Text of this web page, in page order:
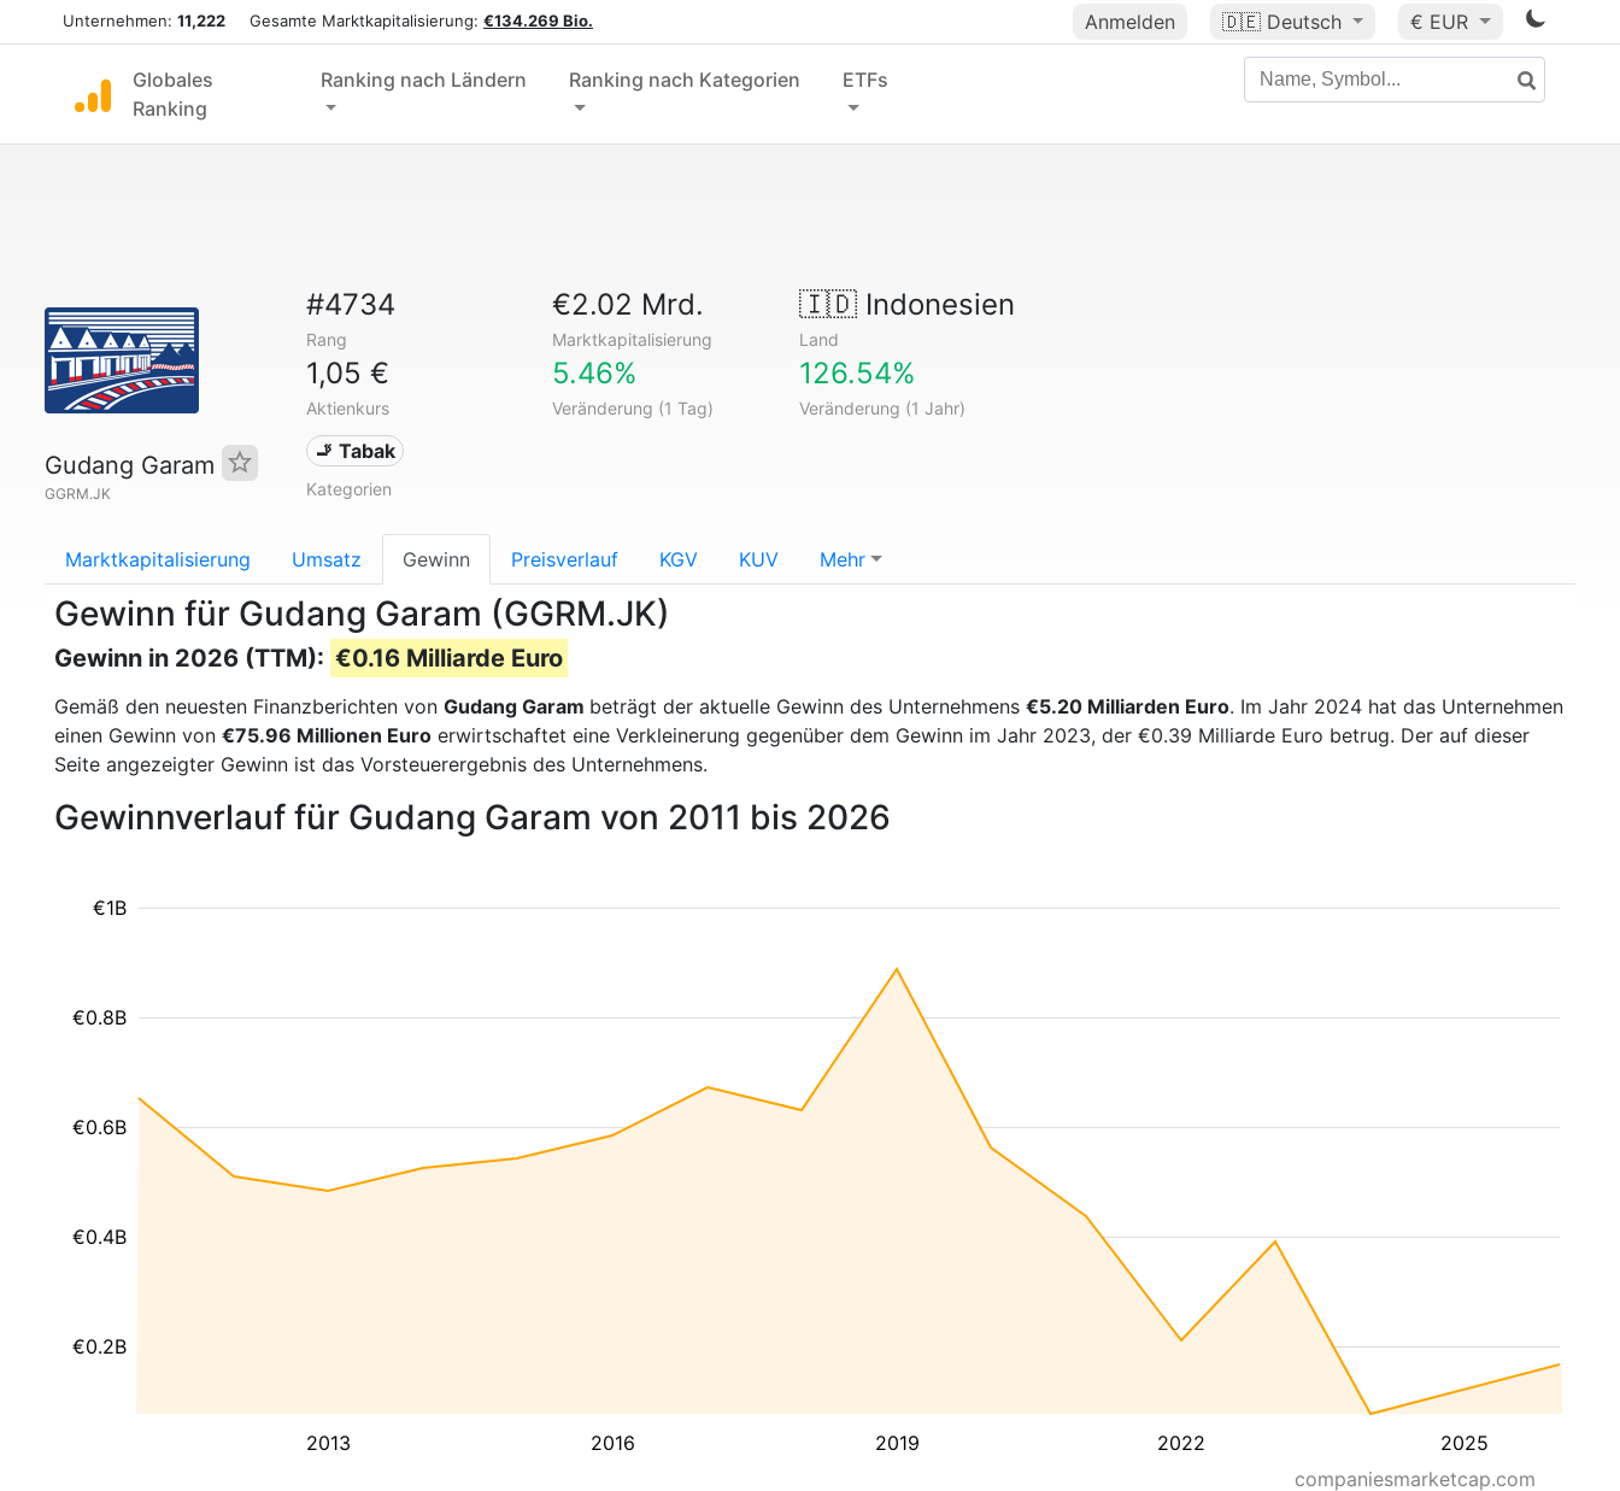
Unternehmen: 11,222 Gesamte Marktkapitalisierung: €134.269 Bio. Anmelden 🇩🇪 Deutsch € EUR
Globales
Ranking
Ranking nach Ländern Ranking nach Kategorien ETFs
Gudang Garam
GGRM.JK
#4734
Rang
€2.02 Mrd.
Marktkapitalisierung
🇮🇩Indonesien
Land
1,05 €
Aktienkurs
5.46%
Veränderung (1 Tag)
126.54%
Veränderung (1 Jahr)
🚬 Tabak
Kategorien
Marktkapitalisierung Umsatz Gewinn Preisverlauf KGV KUV Mehr
Gewinn für Gudang Garam (GGRM.JK)
Gewinn in 2026 (TTM): €0.16 Milliarde Euro
Gemäß den neuesten Finanzberichten von Gudang Garam beträgt der aktuelle Gewinn des Unternehmens €5.20 Milliarden Euro. Im Jahr 2024 hat das Unternehmen
einen Gewinn von €75.96 Millionen Euro erwirtschaftet eine Verkleinerung gegenüber dem Gewinn im Jahr 2023, der €0.39 Milliarde Euro betrug. Der auf dieser
Seite angezeigter Gewinn ist das Vorsteuerergebnis des Unternehmens.
Gewinnverlauf für Gudang Garam von 2011 bis 2026
2013 2016 2019 2022 2025
€0.2B
€0.4B
€0.6B
€0.8B
€1B
companiesmarketcap.com